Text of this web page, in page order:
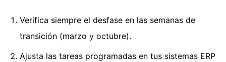
Verifica siempre el desfase en las semanas de
transición (marzo y octubre).
Ajusta las tareas programadas en tus sistemas ERP